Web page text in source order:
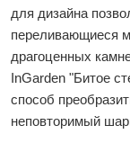
для дизайна
переливающиеся
драгоценных
InGarden "Битое
способ
неповторимый